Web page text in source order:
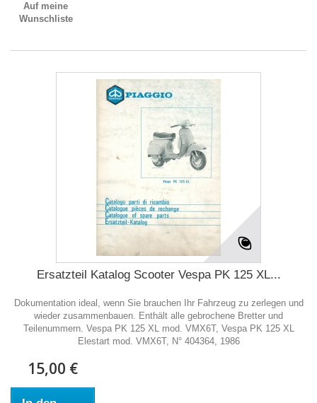
Auf meine
Wunschliste
Ersatzteil Katalog Scooter Vespa PK 125 XL...
Dokumentation ideal, wenn Sie brauchen Ihr Fahrzeug zu zerlegen und
wieder zusammenbauen. Enthält alle gebrochene Bretter und
Teilenummern. Vespa PK 125 XL mod. VMX6T, Vespa PK 125 XL
Elestart mod. VMX6T, N° 404364, 1986
15,00 €